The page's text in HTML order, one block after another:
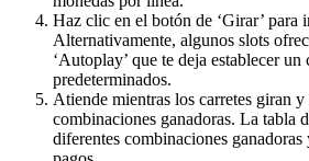
Haz clic en el botón de ‘Girar’ para
Alternativamente, algunos slots
‘Autoplay’ que te deja establecer
predeterminados.
Atiende mientras los carretes giran y
combinaciones ganadoras. La tabla
diferentes combinaciones ganadoras